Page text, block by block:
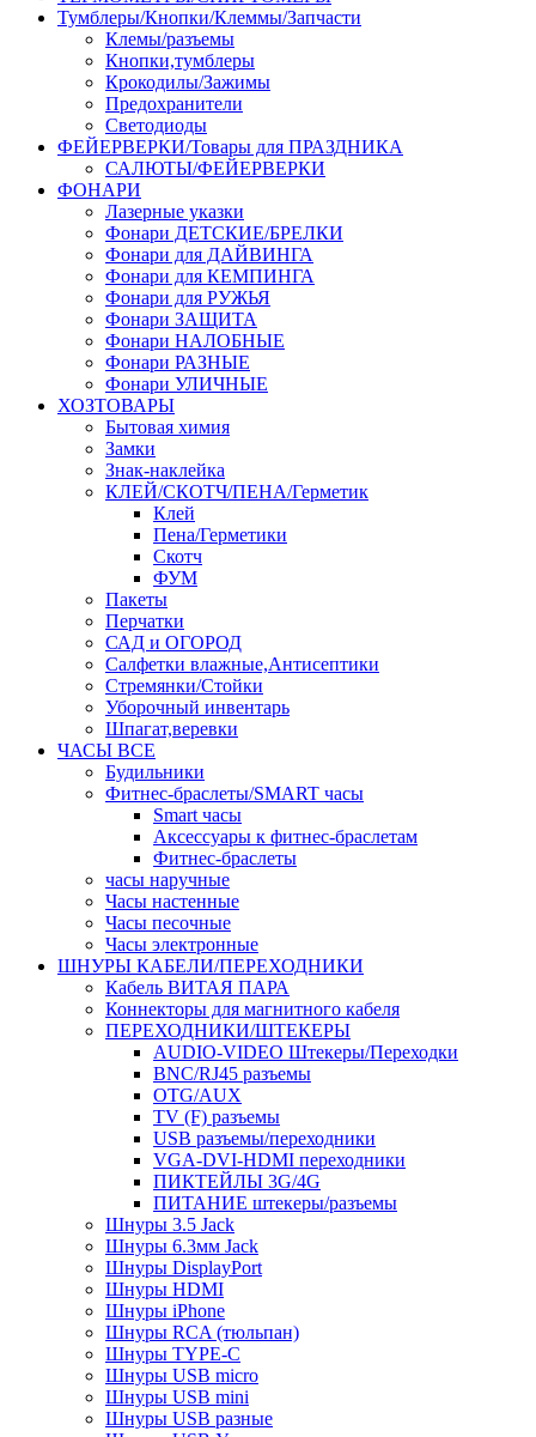
Тумблеры/Кнопки/Клеммы/Запчасти
Клемы/разъемы
Кнопки,тумблеры
Крокодилы/Зажимы
Предохранители
Светодиоды
ФЕЙЕРВЕРКИ/Товары для ПРАЗДНИКА
САЛЮТЫ/ФЕЙЕРВЕРКИ
ФОНАРИ
Лазерные указки
Фонари ДЕТСКИЕ/БРЕЛКИ
Фонари для ДАЙВИНГА
Фонари для КЕМПИНГА
Фонари для РУЖЬЯ
Фонари ЗАЩИТА
Фонари НАЛОБНЫЕ
Фонари РАЗНЫЕ
Фонари УЛИЧНЫЕ
ХОЗТОВАРЫ
Бытовая химия
Замки
Знак-наклейка
КЛЕЙ/СКОТЧ/ПЕНА/Герметик
Клей
Пена/Герметики
Скотч
ФУМ
Пакеты
Перчатки
САД и ОГОРОД
Салфетки влажные,Антисептики
Стремянки/Стойки
Уборочный инвентарь
Шпагат,веревки
ЧАСЫ ВСЕ
Будильники
Фитнес-браслеты/SMART часы
Smart часы
Аксессуары к фитнес-браслетам
Фитнес-браслеты
часы наручные
Часы настенные
Часы песочные
Часы электронные
ШНУРЫ КАБЕЛИ/ПЕРЕХОДНИКИ
Кабель ВИТАЯ ПАРА
Коннекторы для магнитного кабеля
ПЕРЕХОДНИКИ/ШТЕКЕРЫ
AUDIO-VIDEO Штекеры/Переходки
BNC/RJ45 разъемы
OTG/AUX
TV (F) разъемы
USB разъемы/переходники
VGA-DVI-HDMI переходники
ПИКТЕЙЛЫ 3G/4G
ПИТАНИЕ штекеры/разъемы
Шнуры 3.5 Jack
Шнуры 6.3мм Jack
Шнуры DisplayPort
Шнуры HDMI
Шнуры iPhone
Шнуры RCA (тюльпан)
Шнуры TYPE-C
Шнуры USB micro
Шнуры USB mini
Шнуры USB разные